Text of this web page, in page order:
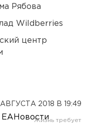
Рябова
Wildberries
центр
АВГУСТА 2018 В 19:49
ЕАНовости